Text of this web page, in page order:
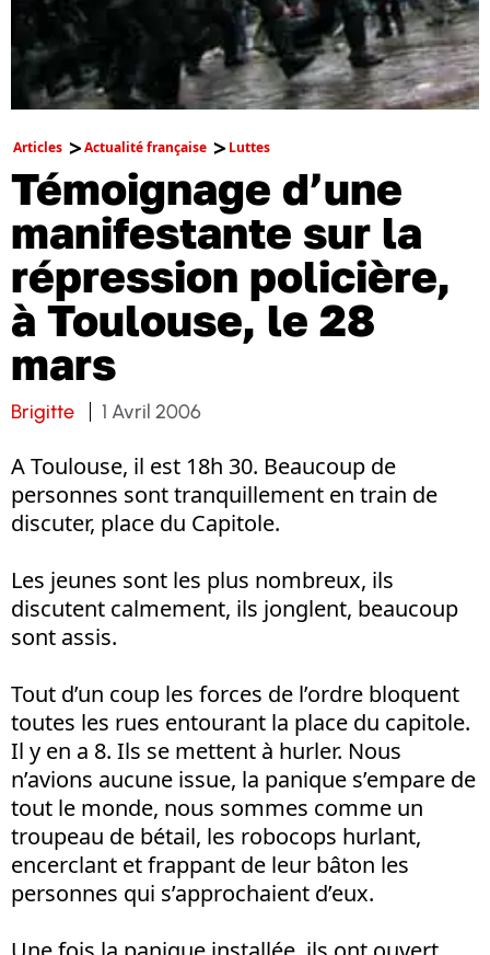
Articles Actualité française Luttes
Témoignage d’une
manifestante sur la
répression policière,
à Toulouse, le 28
mars
Brigitte 1 Avril 2006
A Toulouse, il est 18h 30. Beaucoup de
personnes sont tranquillement en train de
discuter, place du Capitole.
Les jeunes sont les plus nombreux, ils
discutent calmement, ils jonglent, beaucoup
sont assis.
Tout d’un coup les forces de l’ordre bloquent
toutes les rues entourant la place du capitole.
Il y en a 8. Ils se mettent à hurler. Nous
n’avions aucune issue, la panique s’empare de
tout le monde, nous sommes comme un
troupeau de bétail, les robocops hurlant,
encerclant et frappant de leur bâton les
personnes qui s’approchaient d’eux.